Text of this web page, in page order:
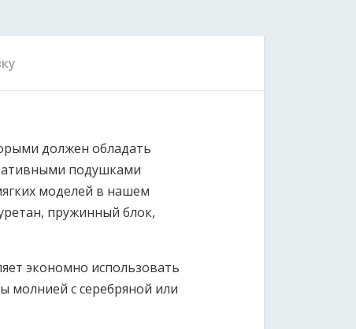
должен обладать
подушками
моделей в нашем
пружинный блок,
экономно использовать
молнией с серебряной или